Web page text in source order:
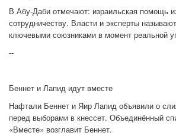
В Абу-Даби отмечают: израильская помощь
сотрудничеству. Власти и эксперты
ключевыми союзниками в момент реальной
--
Беннет и Лапид идут вместе
Нафтали Беннет и Яир Лапид объявили о
перед выборами в кнессет. Объединённый
«Вместе» возглавит Беннет.